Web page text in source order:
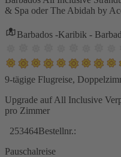
& Spa oder The Abidah by
Barbados -Karibik -
9-tägige Flugreise,
Upgrade auf All Inclusive
pro Zimmer
253464Bestellnr.:
Pauschalreise